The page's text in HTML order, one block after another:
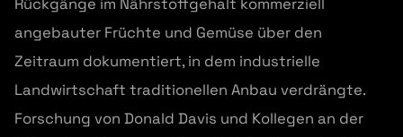
Rückgänge im Nährstoffgehalt kommerziell
angebauter Früchte und Gemüse über den
Zeitraum dokumentiert, in dem industrielle
Landwirtschaft traditionellen Anbau verdrängte.
Forschung von Donald Davis und Kollegen an der